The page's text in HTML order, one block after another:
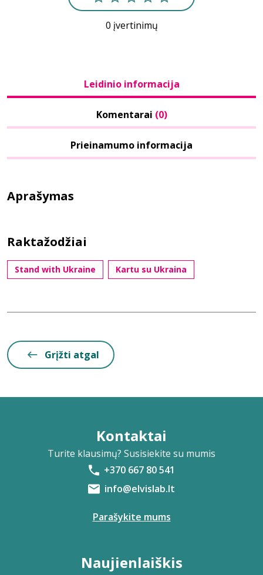
0 įvertinimų
Leidinio informacija
Komentarai (0)
Prieinamumo informacija
Aprašymas
Raktažodžiai
Stand with Ukraine Kartu su Ukraina
Grįžti atgal
Kontaktai
Turite klausimų? Susisiekite su mumis
+370 667 80 541
info@elvislab.lt
Parašykite mums
Naujienlaiškis